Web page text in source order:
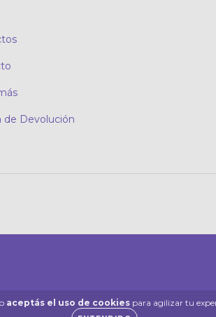
aceptás el uso de cookies para agilizar tu
de Devolución